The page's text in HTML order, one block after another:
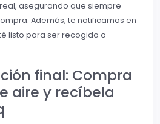
asegurando que siempre
Además, te notificamos en
listo para ser recogido o
final: Compra
aire y recíbela